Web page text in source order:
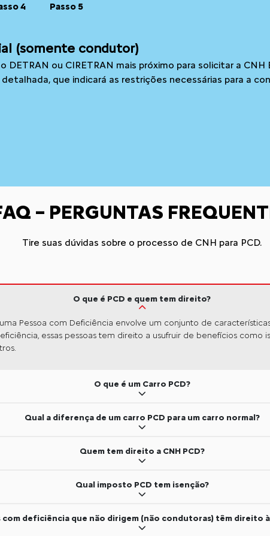
4 Passo 5
(somente condutor)
DETRAN ou CIRETRAN mais próximo para solicitar a
que indicará as restrições necessárias para a
– PERGUNTAS
Tire suas dúvidas sobre o processo de CNH para PCD.
O que é PCD e quem tem direito?
Pessoa com Deficiência envolve um conjunto de
essas pessoas tem direito a usufruir de benefícios como
O que é um Carro PCD?
Qual a diferença de um carro PCD para um carro normal?
Quem tem direito a CNH PCD?
Qual imposto PCD tem isenção?
com deficiência que não dirigem (não condutoras) têm direito